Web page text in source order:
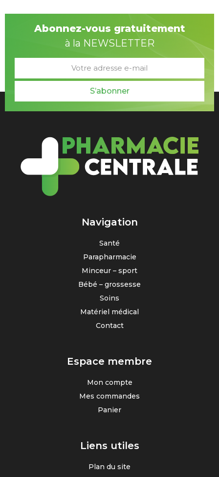
Abonnez-vous gratuitement
à la NEWSLETTER
S’abonner
Navigation
Santé
Parapharmacie
Minceur – sport
Bébé – grossesse
Soins
Matériel médical
Contact
Espace membre
Mon compte
Mes commandes
Panier
Liens utiles
Plan du site